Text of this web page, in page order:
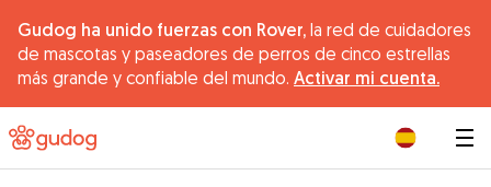
Gudog ha unido fuerzas con Rover, la red de cuidadores
de mascotas y paseadores de perros de cinco estrellas
más grande y confiable del mundo. Activar mi cuenta.